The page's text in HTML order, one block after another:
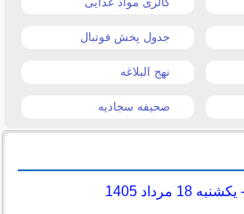
جدول پخش فوتبال
نهج البلاغه
صحیفه سجادیه
18 مرداد 1405